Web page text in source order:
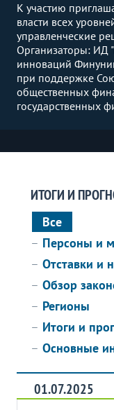
К участию
власти всех
управленческие
Организаторы: ИД
инноваций
при поддержке
общественных
государственных
ИТОГИ И
Все
Персоны и
Отставки и
Обзор
Регионы
Итоги и
Основные
01.07.2025